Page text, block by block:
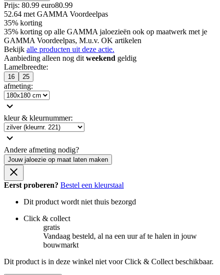
Prijs: 80.99 euro80.99
52.64 met GAMMA Voordeelpas
35% korting
35% korting op alle GAMMA jaloezieën ook op maatwerk met je
GAMMA Voordeelpas, M.u.v. OK artikelen
Bekijk alle producten uit deze actie.
Aanbieding alleen nog dit weekend geldig
Lamelbreedte:
16 25
afmeting:
kleur & kleurnummer:
Andere afmeting nodig?
Jouw jaloezie op maat laten maken
Eerst proberen? Bestel een kleurstaal
Dit product wordt niet thuis bezorgd
Click & collect
gratis
Vandaag besteld, al na een uur af te halen in jouw
bouwmarkt
Dit product is in deze winkel niet voor Click & Collect beschikbaar.